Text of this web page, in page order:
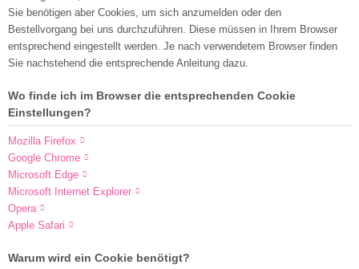
Sie benötigen aber Cookies, um sich anzumelden oder den
Bestellvorgang bei uns durchzuführen. Diese müssen in Ihrem Browser
entsprechend eingestellt werden. Je nach verwendetem Browser finden
Sie nachstehend die entsprechende Anleitung dazu.
Wo finde ich im Browser die entsprechenden Cookie
Einstellungen?
Mozilla Firefox
Google Chrome
Microsoft Edge
Microsoft Internet Explorer
Opera
Apple Safari
Warum wird ein Cookie benötigt?